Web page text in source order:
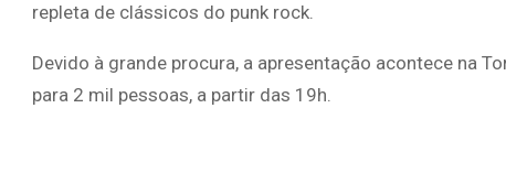
repleta de clássicos do punk rock.
Devido à grande procura, a apresentação acontece na
para 2 mil pessoas, a partir das 19h.